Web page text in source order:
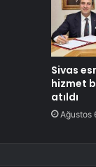
Sivas
hizmet
atıldı
Ağustos